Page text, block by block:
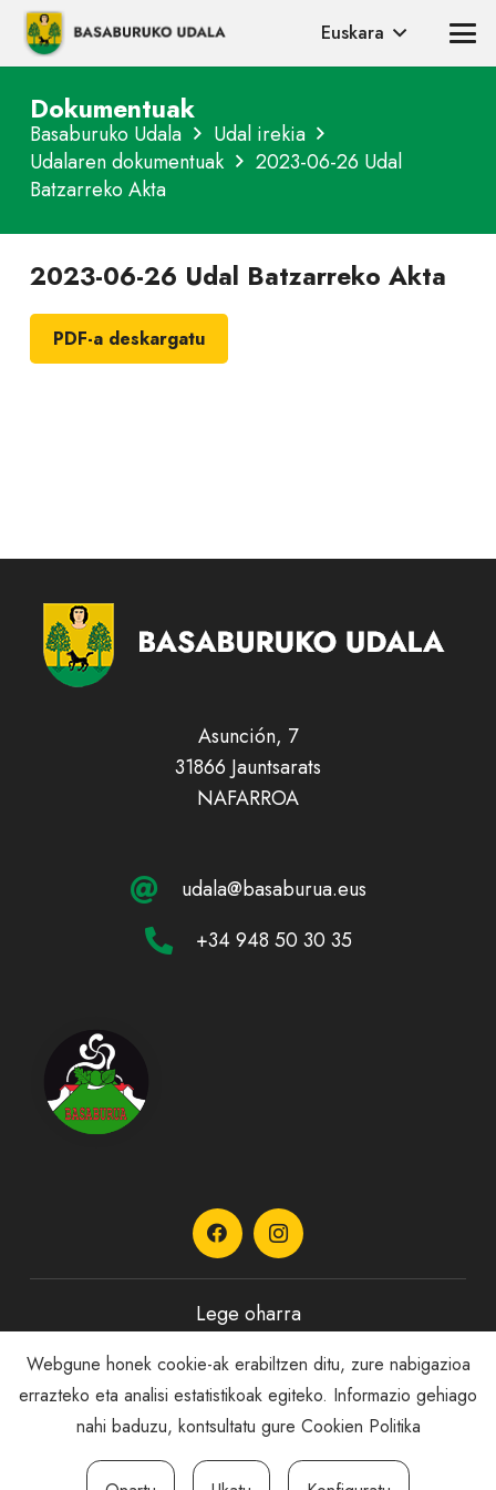
Euskara
Dokumentuak
Basaburuko Udala
Udal irekia
Udalaren dokumentuak
2023-06-26 Udal
Batzarreko Akta
2023-06-26 Udal Batzarreko Akta
PDF-a deskargatu
Asunción, 7
31866 Jauntsarats
NAFARROA
udala@basaburua.eus
+34 948 50 30 35
Lege oharra
Pribatutasun Politika
Cookie politika
Webgune honek cookie-ak erabiltzen ditu, zure nabigazioa
errazteko eta analisi estatistikoak egiteko. Informazio gehiago
nahi baduzu, kontsultatu gure Cookien Politika